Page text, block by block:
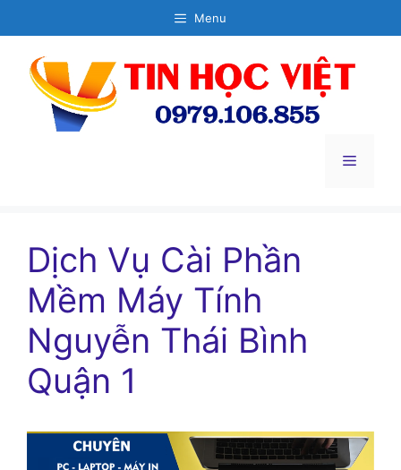
đến
dung
Menu
Menu
Dịch Vụ Cài Phần
Mềm Máy Tính
Nguyễn Thái Bình
Quận 1